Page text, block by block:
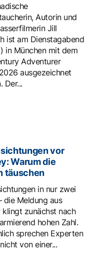
Autorin und
Jill
ist am Dienstagabend
in München mit dem
Adventurer
ausgezeichnet
Der...
vor
Warum die
täuschen
in nur zwei
die Meldung aus
klingt zunächst nach
hohen Zahl.
sprechen Experten
von einer...